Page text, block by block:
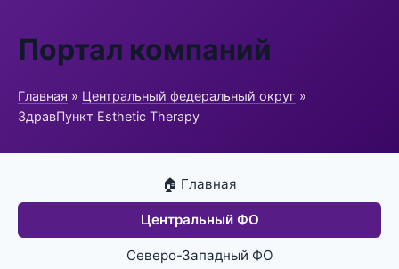
Портал компаний
Главная » Центральный федеральный округ »
ЗдравПункт Esthetic Therapy
🏠 Главная
Центральный ФО
Северо-Западный ФО